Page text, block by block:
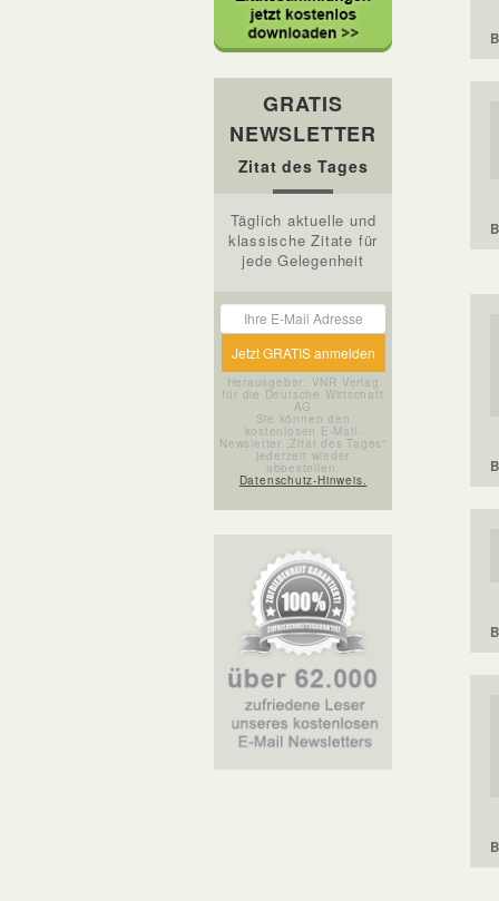
GRATIS
NEWSLETTER
Zitat des Tages
Täglich aktuelle und
klassische Zitate für
jede Gelegenheit
Herausgeber: VNR Verlag
für die Deutsche Wirtschaft
AG
Sie können den
kostenlosen E-Mail-
Newsletter „Zitat des Tages“
jederzeit wieder
abbestellen.
Datenschutz-Hinweis.